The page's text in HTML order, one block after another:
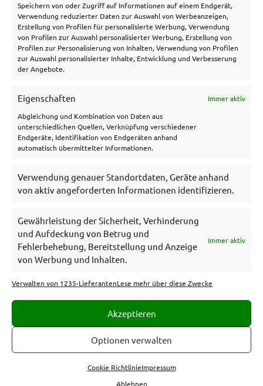
Speichern von oder Zugriff auf Informationen auf einem Endgerät,
Verwendung reduzierter Daten zur Auswahl von Werbeanzeigen,
Erstellung von Profilen für personalisierte Werbung, Verwendung
von Profilen zur Auswahl personalisierter Werbung, Erstellung von
Profilen zur Personalisierung von Inhalten, Verwendung von Profilen
zur Auswahl personalisierter Inhalte, Entwicklung und Verbesserung
der Angebote.
Eigenschaften
Immer aktiv
Abgleichung und Kombination von Daten aus
unterschiedlichen Quellen, Verknüpfung verschiedener
Endgeräte, Identifikation von Endgeräten anhand
automatisch übermittelter Informationen.
Verwendung genauer Standortdaten, Geräte anhand
von aktiv angeforderten Informationen identifizieren.
Gewährleistung der Sicherheit, Verhinderung
und Aufdeckung von Betrug und
Fehlerbehebung, Bereitstellung und Anzeige
von Werbung und Inhalten.
Immer aktiv
Verwalten von 1235-LieferantenLese mehr über diese Zwecke
Akzeptieren
Ablehnen
Optionen verwalten
Cookie RichtlinieImpressum
Hilfe/Kontakt
Datenschutzerklärung
Impressum
Disclaimer
Archiv
Es gelten die AGB und Bonuskonditionen der betreffenden
Wettanbieter. 18+. Glücksspiel kann süchtig machen. Hilfe unter
gamblingtherapy.org
gegen-gluecksspielsucht.de/
Spiele
verantwortungsbewusst.livetipsportal.com erhält eine
Provision, wenn sich jemand über unsere Links bei einem
Wettanbieter anmeldet. Sämtliche Provisionen haben keinen
Wettanbieter sind im Besitz einer Lizenz der
Glücksspielbehörde der Länder